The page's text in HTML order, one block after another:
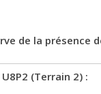
de la présence
U8P2 (Terrain 2) :